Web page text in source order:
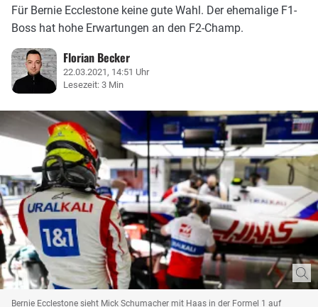
Für Bernie Ecclestone keine gute Wahl. Der ehemalige F1-
Boss hat hohe Erwartungen an den F2-Champ.
Florian Becker
22.03.2021, 14:51 Uhr
Lesezeit: 3 Min
Bernie Ecclestone sieht Mick Schumacher mit Haas in der Formel 1 auf